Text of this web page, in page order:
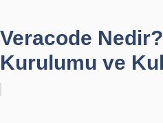
Veracode
Kurulumu ve